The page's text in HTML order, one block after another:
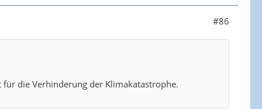
#86
die Verhinderung der Klimakatastrophe.